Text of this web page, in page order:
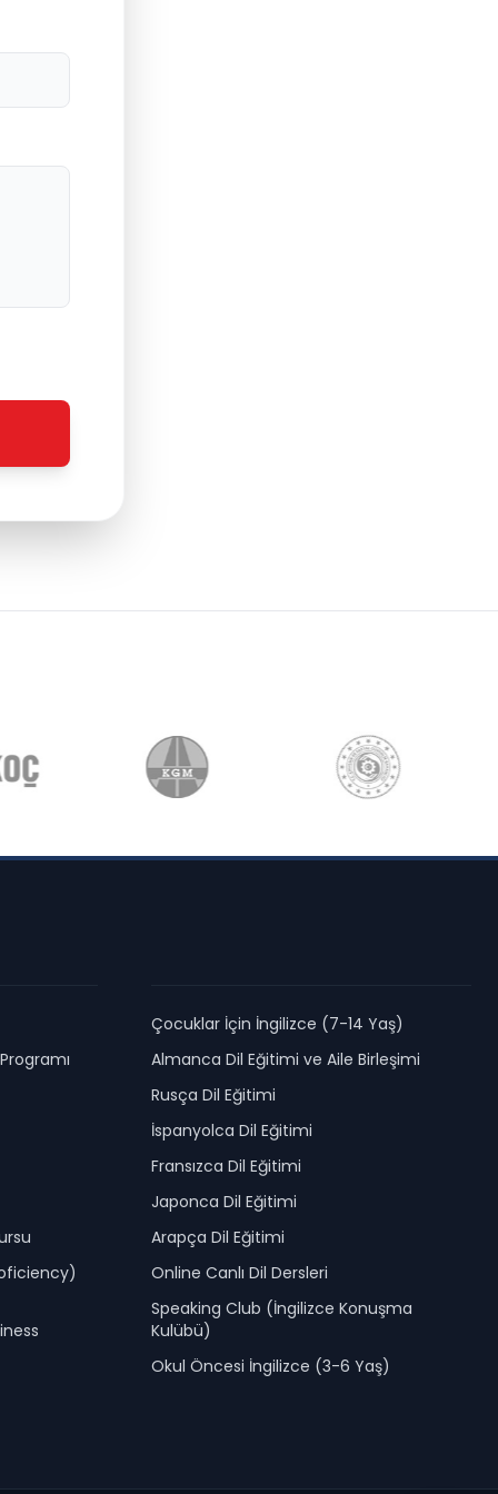
Çocuklar İçin İngilizce (7-14 Yaş)
Almanca Dil Eğitimi ve Aile Birleşimi
Rusça Dil Eğitimi
İspanyolca Dil Eğitimi
Fransızca Dil Eğitimi
Japonca Dil Eğitimi
Arapça Dil Eğitimi
Online Canlı Dil Dersleri
Speaking Club (İngilizce Konuşma
Kulübü)
Okul Öncesi İngilizce (3-6 Yaş)